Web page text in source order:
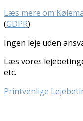
Læs mere om
(GDPR)
Ingen leje uden
Læs vores
etc.
Printvenlige